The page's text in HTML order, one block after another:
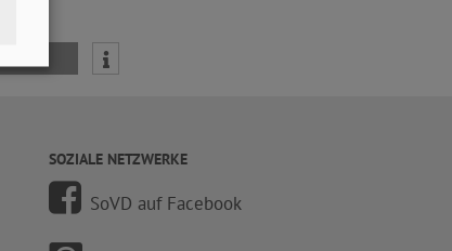
SOZIALE NETZWERKE
SoVD auf Facebook